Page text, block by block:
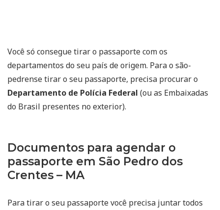
Você só consegue tirar o passaporte com os
departamentos do seu país de origem. Para o são-
pedrense tirar o seu passaporte, precisa procurar o
Departamento de Polícia Federal (ou as Embaixadas
do Brasil presentes no exterior).
Documentos para agendar o
passaporte em São Pedro dos
Crentes – MA
Para tirar o seu passaporte você precisa juntar todos